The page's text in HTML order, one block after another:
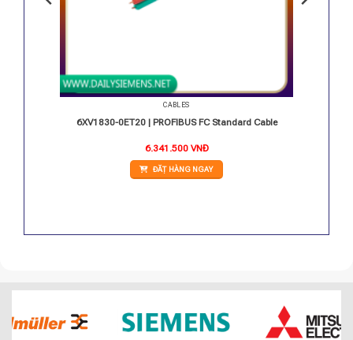
CABLES
6XV1830-0ET20 | PROFIBUS FC Standard Cable
6.341.500 VNĐ
ĐẶT HÀNG NGAY